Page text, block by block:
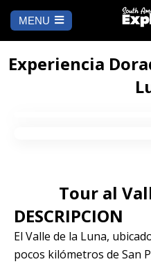
MENU
A
BLOG
Experiencia
Tour al
DESCRIPCION
El Valle de la Luna,
pocos kilómetros de San